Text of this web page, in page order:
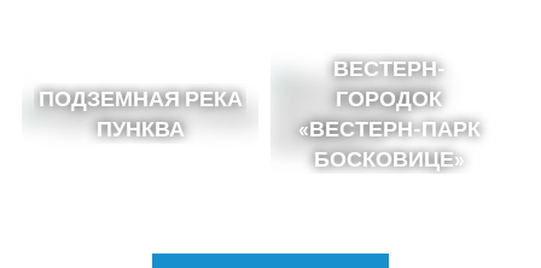
ПОДЗЕМНАЯ РЕКА
ПУНКВА
ВЕСТЕРН-
ГОРОДОК
«ВЕСТЕРН-ПАРК
БОСКОВИЦЕ»